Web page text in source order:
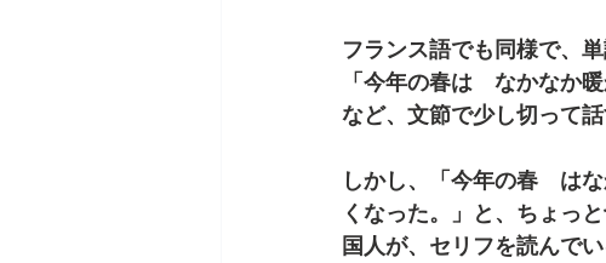
フランス語でも同様で、
「今年の春は　なかなか
など、文節で少し切って
しかし、「今年の春　は
くなった。」と、ちょっ
国人が、セリフを読んで